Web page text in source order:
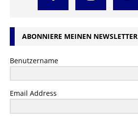
ABONNIERE MEINEN NEWSLETTER
Benutzername
Email Address